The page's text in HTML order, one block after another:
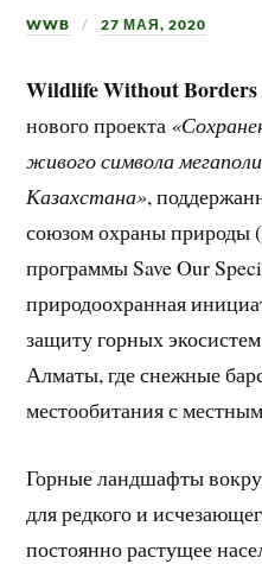
WWB 27 МАЯ, 2020
Wildlife Without Borders
нового проекта
живого символа
Казахстана»,
союзом охраны природы
программы Save Our
природоохранная
защиту горных
Алматы, где снежные
местообитания с
Горные ландшафты
для редкого и
постоянно растущее